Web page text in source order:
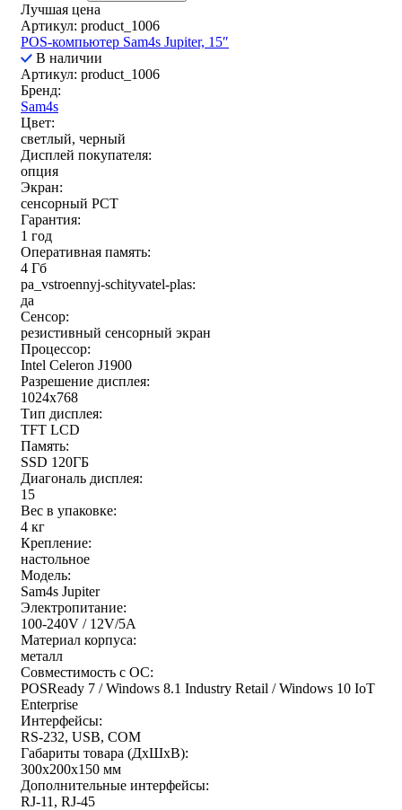
Лучшая цена
Артикул: product_1006
POS-компьютер Sam4s Jupiter, 15″
В наличии
Артикул: product_1006
Бренд:
Sam4s
Цвет:
светлый, черный
Дисплей покупателя:
опция
Экран:
сенсорный РСТ
Гарантия:
1 год
Оперативная память:
4 Гб
pa_vstroennyj-schityvatel-plas:
да
Сенсор:
резистивный сенсорный экран
Процессор:
Intel Celeron J1900
Разрешение дисплея:
1024x768
Тип дисплея:
TFT LCD
Память:
SSD 120ГБ
Диагональ дисплея:
15
Вес в упаковке:
4 кг
Крепление:
настольное
Модель:
Sam4s Jupiter
Электропитание:
100-240V / 12V/5A
Материал корпуса:
металл
Совместимость с ОС:
POSReady 7 / Windows 8.1 Industry Retail / Windows 10 IoT
Enterprise
Интерфейсы:
RS-232, USB, COM
Габариты товара (ДxШxВ):
300х200х150 мм
Дополнительные интерфейсы:
RJ-11, RJ-45